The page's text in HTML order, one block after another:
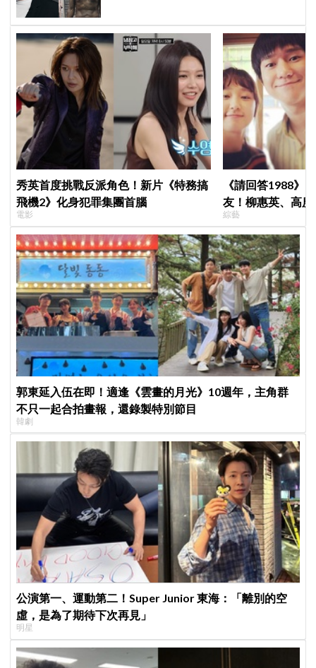
秀英首度挑戰反派角色！新片《特務搞
飛機2》化身犯罪集團首腦
電影
《請回答1988》
友！柳惠英、高
告公開，暖心互
綜藝
郭東延入伍在即！適逢《雲畫的月光》10週年，主角群
不只一起合拍畫報，還錄製特別節目
韓劇
公演第一、運動第二！Super Junior 東海：「離別的空
虛，是為了期待下次再見」
明星